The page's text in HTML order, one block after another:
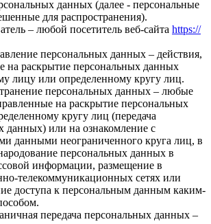
данных (далее - персональные
для распространения).
– любой посетитель веб-сайта https://
персональных данных – действия,
на раскрытие персональных данных
лицу или определенному кругу лиц.
персональных данных – любые
на раскрытие персональных
кругу лиц (передача
данных) или на ознакомление с
данными неограниченного круга лиц, в
персональных данных в
информации, размещение в
телекоммуникационных сетях или
доступа к персональным данным каким-
передача персональных данных –